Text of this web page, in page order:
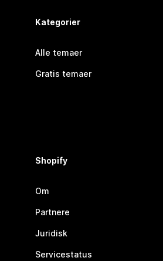
Kategorier
Alle temaer
Gratis temaer
Shopify
Om
Partnere
Juridisk
Servicestatus